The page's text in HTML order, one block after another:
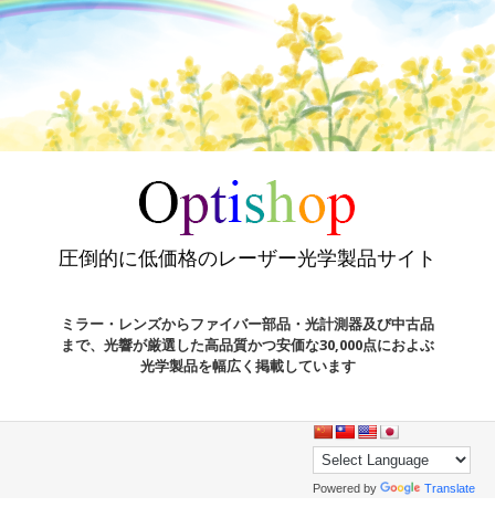
圧倒的に低価格のレーザー光学製品サイト
ミラー・レンズからファイバー部品・光計測器及び中古品
まで、光響が厳選した高品質かつ安価な30,000点におよぶ
光学製品を幅広く掲載しています
Powered by Translate